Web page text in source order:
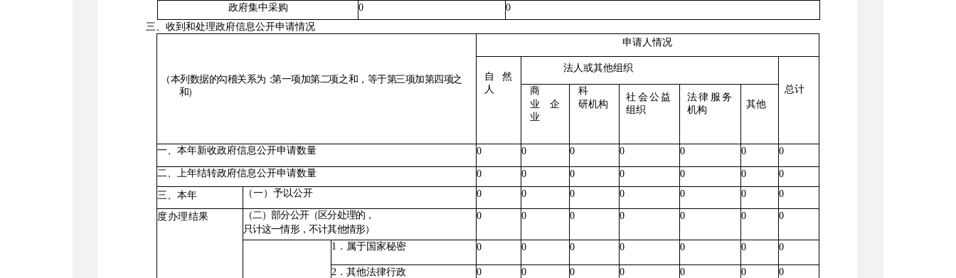
政府集中采购
0
0
三、 收到和处理政府信息公开申请情况
（本列数据的勾稽关系为 ：第一项加第二项之和 ，等于第三项加第四项之
和）
申请人情况
自然
人
法人或其他组织
总计
商
业企
业
科
研机构
社会公益
组织
法律服务
机构
其他
一、本年新收政府信息公开申请数量 0 0 0 0 0 0 0
二、上年结转政府信息公开申请数量 0 0 0 0 0 0 0
三、本年 （一）予以公开 0 0 0 0 0 0 0
度办理结果
（二）部分公开（区分处理的，
只计这一情形，不计其他情形）
0 0 0 0 0 0 0
1．属于国家秘密 0 0 0 0 0 0 0
2．其他法律行政
0 0 0 0 0 0 0